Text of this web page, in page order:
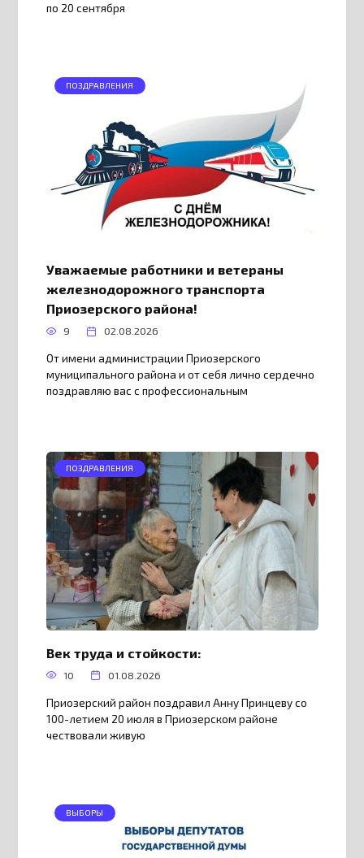
по 20 сентября
ПОЗДРАВЛЕНИЯ
Уважаемые работники и ветераны
железнодорожного транспорта
Приозерского района!
9 02.08.2026
От имени администрации Приозерского
муниципального района и от себя лично сердечно
поздравляю вас с профессиональным
ПОЗДРАВЛЕНИЯ
Век труда и стойкости:
10 01.08.2026
Приозерский район поздравил Анну Принцеву со
100-летием 20 июля в Приозерском районе
чествовали живую
ВЫБОРЫ